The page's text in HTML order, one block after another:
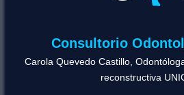
Consultorio
Carola Quevedo Castillo,
reconstructiva